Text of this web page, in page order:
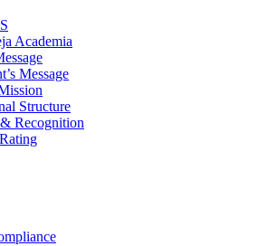
Academia
Message
Structure
Recognition